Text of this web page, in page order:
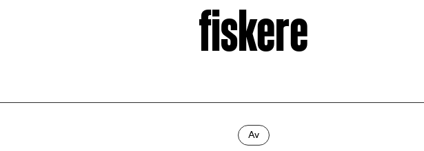
fiskere
Av